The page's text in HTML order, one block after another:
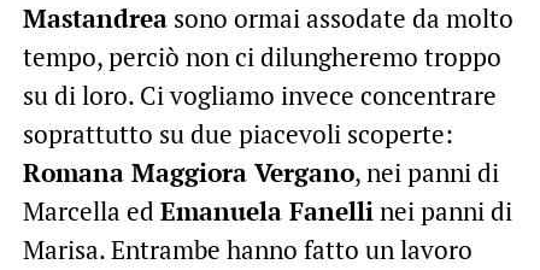
Mastandreasono ormai assodate da molto
tempo, perciò non ci dilungheremo troppo
su di loro. Ci vogliamo invece concentrare
soprattutto su due piacevoli scoperte:
Romana Maggiora Vergano, nei panni di
Marcella ed Emanuela Fanellinei panni di
Marisa. Entrambe hanno fatto un lavoro